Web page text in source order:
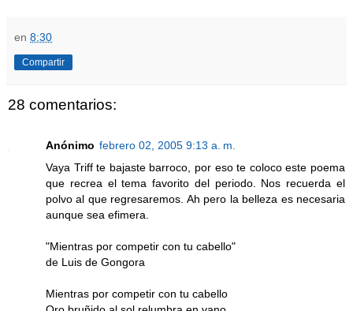
en 8:30
Compartir
28 comentarios:
Anónimo febrero 02, 2005 9:13 a. m.
Vaya Triff te bajaste barroco, por eso te coloco este poema
que recrea el tema favorito del periodo. Nos recuerda el
polvo al que regresaremos. Ah pero la belleza es necesaria
aunque sea efimera.
"Mientras por competir con tu cabello"
de Luis de Gongora
Mientras por competir con tu cabello